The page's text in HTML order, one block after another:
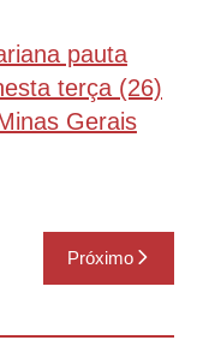
pauta
terça (26)
Gerais
Próximo